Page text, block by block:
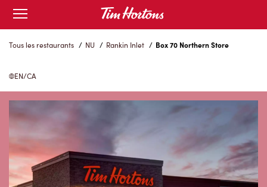
Skip
Content
Open
mobile
menu
Tous les restaurants / NU / Rankin Inlet / Box 70 Northern Store
EN/CA